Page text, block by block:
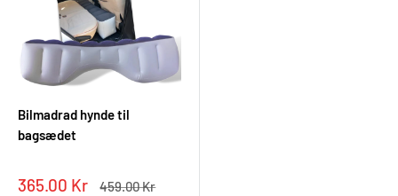
Bilmadrad hynde til
bagsædet
Tilbudspris
365.00 Kr
Normal
459.00 Kr